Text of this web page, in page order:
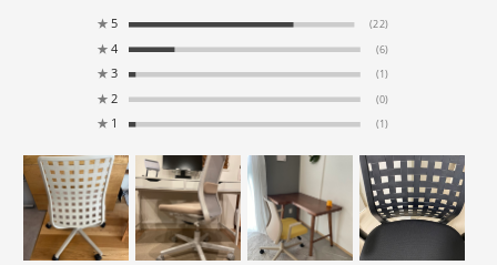
★ 5 (22)
★ 4 (6)
★ 3 (1)
★ 2 (0)
★ 1 (1)